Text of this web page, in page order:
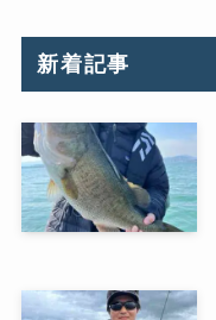
新着記事